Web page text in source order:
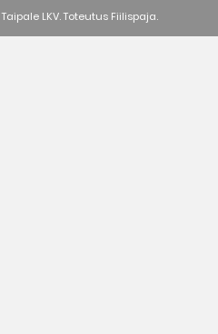
LKV. Toteutus Fiilispaja.